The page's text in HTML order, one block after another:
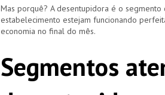
Mas porquê? A desentupidora é o
estabelecimento estejam funcionando
economia no final do mês.
Segmentos